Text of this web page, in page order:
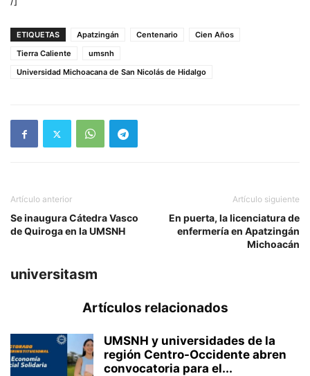
ETIQUETAS Apatzingán Centenario
Cien Años
Tierra Caliente
umsnh
Universidad Michoacana de San Nicolás de Hidalgo
Artículo anterior
Se inaugura Cátedra Vasco
de Quiroga en la UMSNH
Artículo siguiente
En puerta, la licenciatura de
enfermería en Apatzingán
Michoacán
universitasm
Artículos relacionados
UMSNH y universidades de la
región Centro-Occidente abren
convocatoria para el...